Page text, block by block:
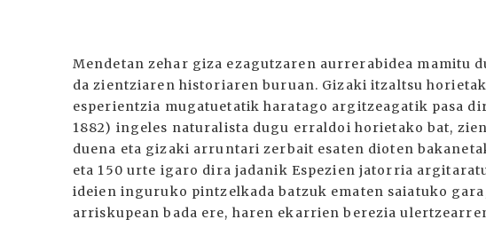
Mendetan zehar giza ezagutzaren aurrerabidea mamitu
da zientziaren historiaren buruan. Gizaki itzaltsu
esperientzia mugatuetatik haratago argitzeagatik pasa
1882) ingeles naturalista dugu erraldoi horietako bat,
duena eta gizaki arruntari zerbait esaten dioten
eta 150 urte igaro dira jadanik Espezien jatorria
ideien inguruko pintzelkada batzuk ematen saiatuko
arriskupean bada ere, haren ekarrien berezia